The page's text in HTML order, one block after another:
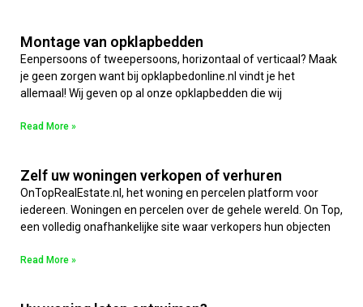
Montage van opklapbedden
Eenpersoons of tweepersoons, horizontaal of verticaal? Maak
je geen zorgen want bij opklapbedonline.nl vindt je het
allemaal! Wij geven op al onze opklapbedden die wij
Read More »
Zelf uw woningen verkopen of verhuren
OnTopRealEstate.nl, het woning en percelen platform voor
iedereen. Woningen en percelen over de gehele wereld. On Top,
een volledig onafhankelijke site waar verkopers hun objecten
Read More »